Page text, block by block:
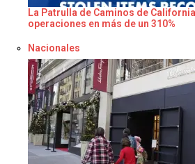
La Patrulla de Caminos de
operaciones en más de un 310%
Respecto a
Nacionales